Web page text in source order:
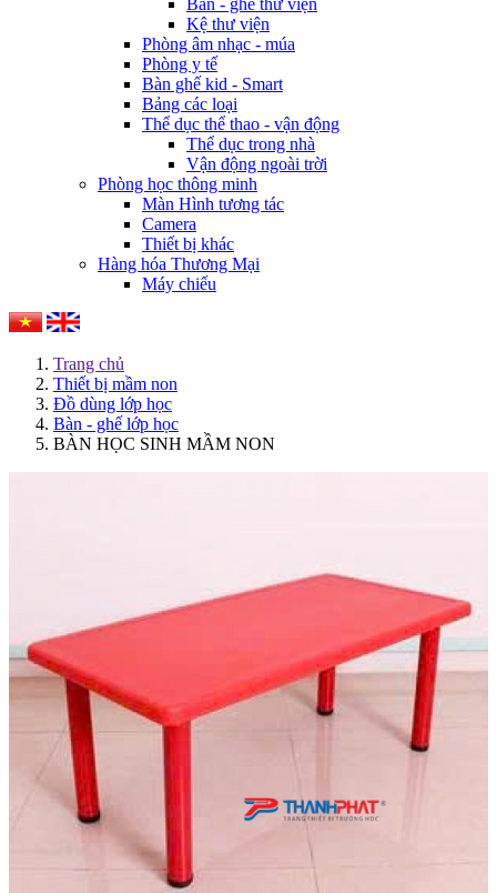
Bàn - ghế thư viện
Kệ thư viện
Phòng âm nhạc - múa
Phòng y tế
Bàn ghế kid - Smart
Bảng các loại
Thể dục thể thao - vận động
Thể dục trong nhà
Vận động ngoài trời
Phòng học thông minh
Màn Hình tương tác
Camera
Thiết bị khác
Hàng hóa Thương Mại
Máy chiếu
Trang chủ
Thiết bị mầm non
Đồ dùng lớp học
Bàn - ghế lớp học
BÀN HỌC SINH MẦM NON